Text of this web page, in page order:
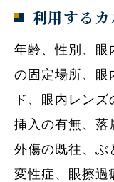
利用する
年齢、性別、眼
の固定場所、眼
ド、眼内レン
挿入の有無、落
外傷の既往、ぶ
変性症、眼擦過